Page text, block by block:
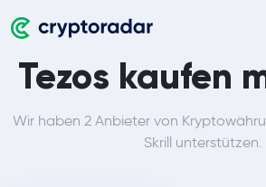
Tezos kaufen
Wir haben 2 Anbieter von
Skrill unterstützen.